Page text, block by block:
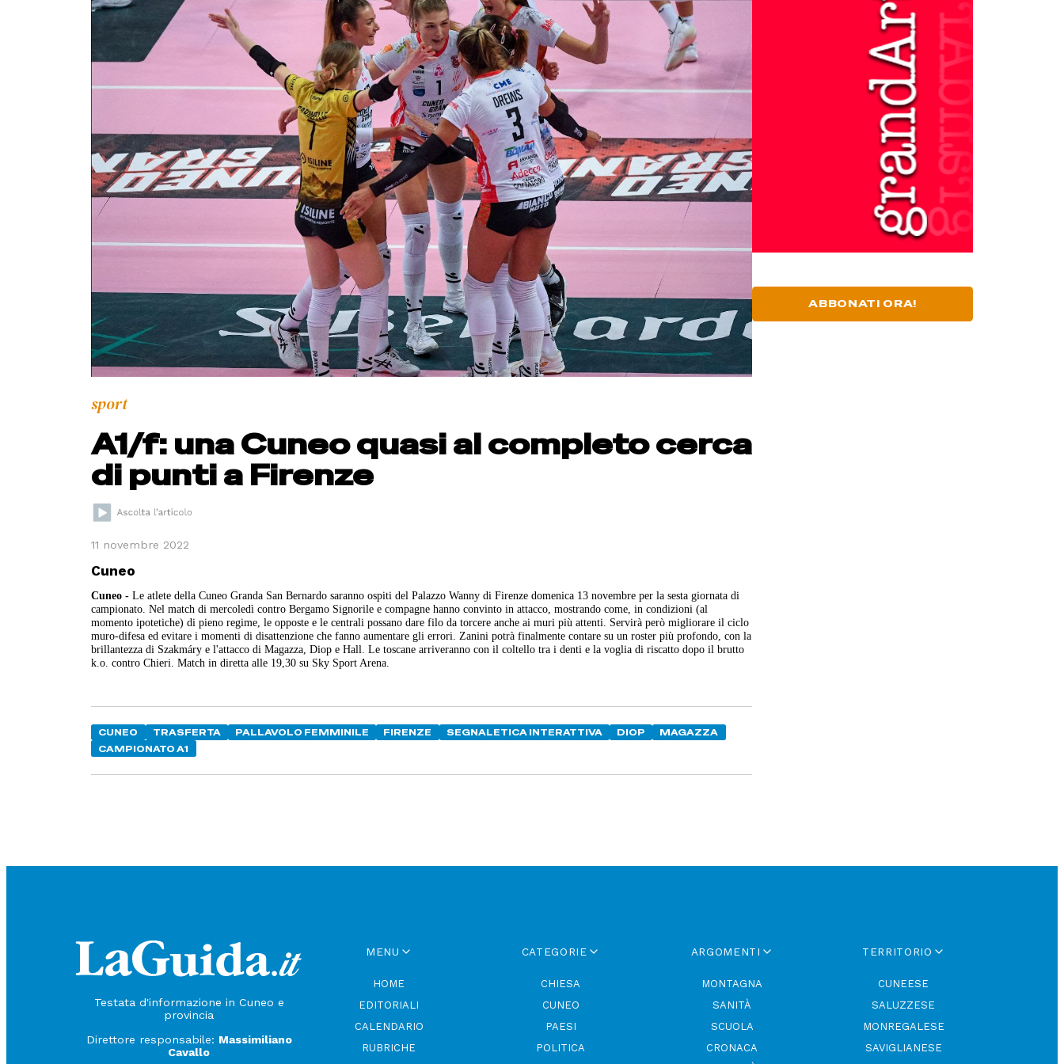
sport
A1/f: una Cuneo quasi al completo cerca
di punti a Firenze
11 novembre 2022
Cuneo
Cuneo - Le atlete della Cuneo Granda San Bernardo saranno ospiti del Palazzo Wanny di Firenze domenica 13 novembre per la sesta giornata di
campionato. Nel match di mercoledì contro Bergamo Signorile e compagne hanno convinto in attacco, mostrando come, in condizioni (al
momento ipotetiche) di pieno regime, le opposte e le centrali possano dare filo da torcere anche ai muri più attenti. Servirà però migliorare il ciclo
muro-difesa ed evitare i momenti di disattenzione che fanno aumentare gli errori. Zanini potrà finalmente contare su un roster più profondo, con la
brillantezza di Szakmáry e l'attacco di Magazza, Diop e Hall. Le toscane arriveranno con il coltello tra i denti e la voglia di riscatto dopo il brutto
k.o. contro Chieri. Match in diretta alle 19,30 su Sky Sport Arena.
CUNEO TRASFERTA PALLAVOLO FEMMINILE FIRENZE SEGNALETICA INTERATTIVA DIOP
MAGAZZA
CAMPIONATO A1
ABBONATI ORA!
Testata d'informazione in Cuneo e
provincia
Direttore responsabile: Massimiliano
Cavallo
MENU
HOME
EDITORIALI
CALENDARIO
RUBRICHE
CATEGORIE
CHIESA
CUNEO
PAESI
POLITICA
ARGOMENTI
MONTAGNA
SANITÀ
SCUOLA
CRONACA
TERRITORIO
CUNEESE
SALUZZESE
MONREGALESE
SAVIGLIANESE